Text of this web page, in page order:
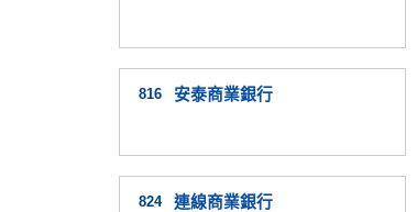
816 安泰商業銀行
824 連線商業銀行